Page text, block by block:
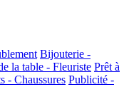
Bijouterie -
la table - Fleuriste Prêt à
- Chaussures Publicité -